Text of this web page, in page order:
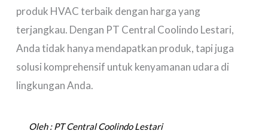
produk HVAC terbaik dengan harga yang
terjangkau. Dengan PT Central Coolindo Lestari,
Anda tidak hanya mendapatkan produk, tapi juga
solusi komprehensif untuk kenyamanan udara di
lingkungan Anda.
Oleh :PT Central Coolindo Lestari